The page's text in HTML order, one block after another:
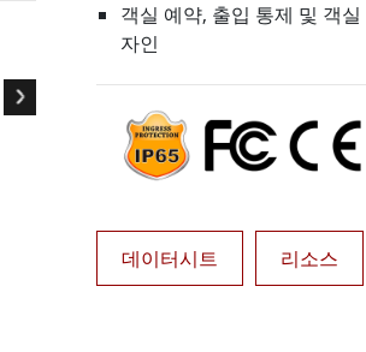
객실 예약, 출입 통제 및 객
자인
데이터시트 리소스